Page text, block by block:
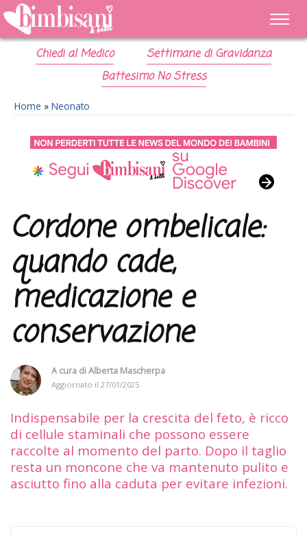
Chiedi al Medico
Settimane di Gravidanza
Battesimo No Stress
Home » Neonato
Cordone ombelicale:
quando cade,
medicazione e
conservazione
A cura diAlberta Mascherpa
Aggiornato il 27/01/2025
Indispensabile per la crescita del feto, è ricco
di cellule staminali che possono essere
raccolte al momento del parto. Dopo il taglio
resta un moncone che va mantenuto pulito e
asciutto fino alla caduta per evitare infezioni.